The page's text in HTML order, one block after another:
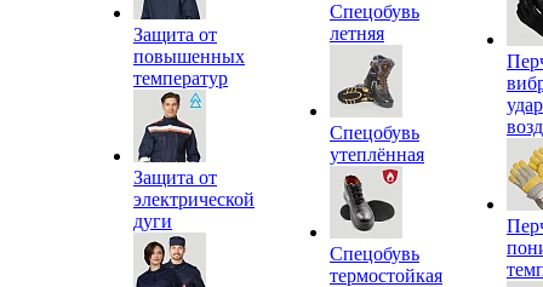
Защита от
повышенных
температур
Защита от
электрической
дуги
Спецобувь
летняя
Спецобувь
утеплённая
Спецобувь
термостойкая